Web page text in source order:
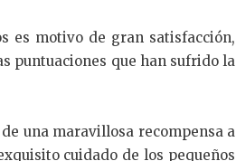
es motivo de gran satisfacción,
puntuaciones que han sufrido la
una maravillosa recompensa a
cuidado de los pequeños